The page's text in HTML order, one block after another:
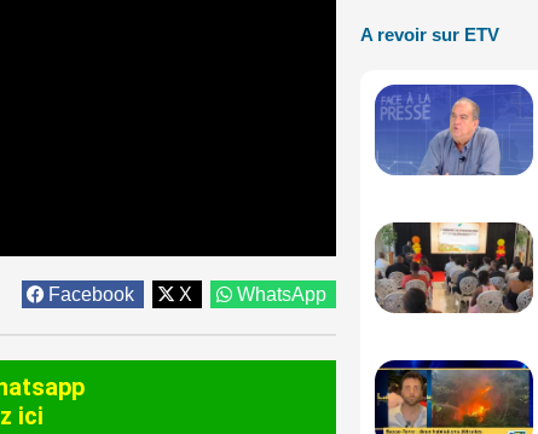
Facebook X WhatsApp
ici
A revoir sur ETV